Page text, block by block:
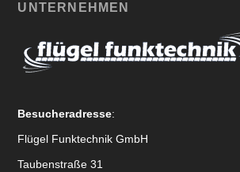
UNTERNEHMEN
Besucheradresse:
Flügel Funktechnik GmbH
Taubenstraße 31